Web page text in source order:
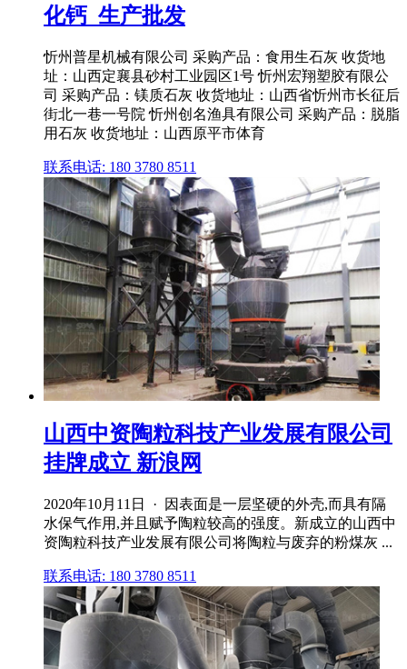
化钙_生产批发
忻州普星机械有限公司 采购产品：食用生石灰 收货地
址：山西定襄县砂村工业园区1号 忻州宏翔塑胶有限公
司 采购产品：镁质石灰 收货地址：山西省忻州市长征后
街北一巷一号院 忻州创名渔具有限公司 采购产品：脱脂
用石灰 收货地址：山西原平市体育
联系电话: 180 3780 8511
山西中资陶粒科技产业发展有限公司
挂牌成立 新浪网
2020年10月11日 · 因表面是一层坚硬的外壳,而具有隔
水保气作用,并且赋予陶粒较高的强度。新成立的山西中
资陶粒科技产业发展有限公司将陶粒与废弃的粉煤灰 ...
联系电话: 180 3780 8511